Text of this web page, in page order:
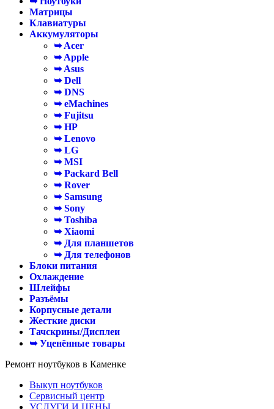
Матрицы
Клавиатуры
Аккумуляторы
➥ Acer
➥ Apple
➥ Asus
➥ Dell
➥ DNS
➥ eMachines
➥ Fujitsu
➥ HP
➥ Lenovo
➥ LG
➥ MSI
➥ Packard Bell
➥ Rover
➥ Samsung
➥ Sony
➥ Toshiba
➥ Xiaomi
➥ Для планшетов
➥ Для телефонов
Блоки питания
Охлаждение
Шлейфы
Разъёмы
Корпусные детали
Жесткие диски
Тачскрины/Дисплеи
➥ Уценённые товары
Ремонт ноутбуков в Каменке
Выкуп ноутбуков
Сервисный центр
УСЛУГИ И ЦЕНЫ